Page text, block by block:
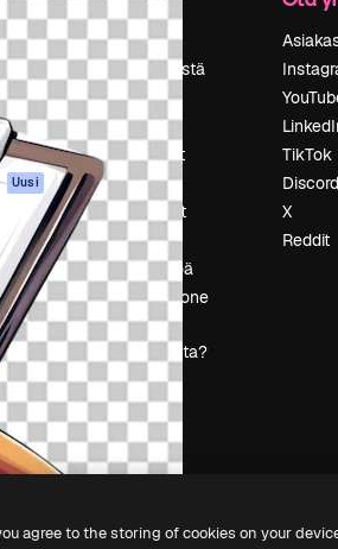
Uusi
Hinnoittelu
Tietoja meistä
Reviews
Urat
Hakutrendit
Blogi
Tapahtumat
Slidesgo
Myy sisältöä
Lehdistöhuone
Etsitkö
magnific.ai:ta?
TikTok
Discord
X
Reddit
agree to the storing of cookies on your